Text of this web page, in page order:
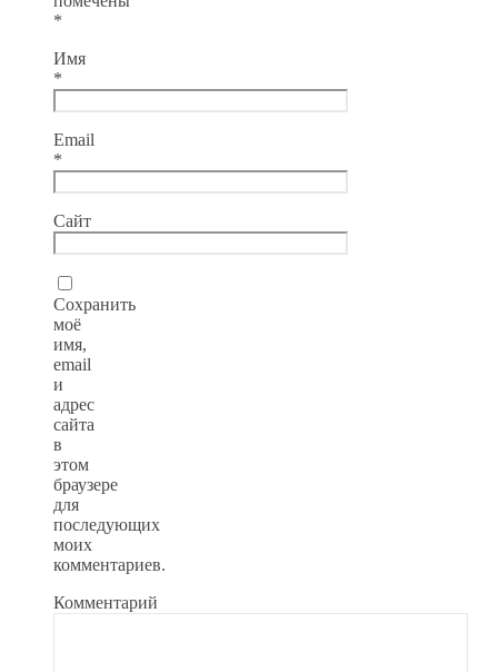
*
Имя
*
Email
*
Сайт
Сохранить
моё
имя,
email
и
адрес
сайта
в
этом
браузере
для
последующих
моих
комментариев.
Комментарий